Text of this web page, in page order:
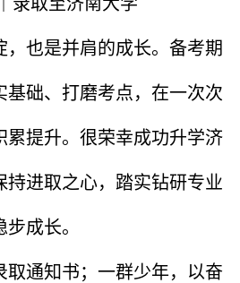
也是并肩的成长。备考期
基础、打磨考点，在一次次
累提升。很荣幸成功升学济
持进取之心，踏实钻研专业
成长。
通知书；一群少年，以奋